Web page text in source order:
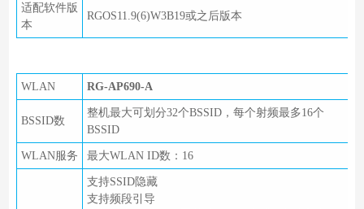
适配软件版
本
RGOS11.9(6)W3B19或之后版本
WLAN RG-AP690-A
BSSID数
整机最大可划分32个BSSID，每个射频最多16个
BSSID
WLAN服务 最大WLAN ID数：16
支持SSID隐藏
支持频段引导